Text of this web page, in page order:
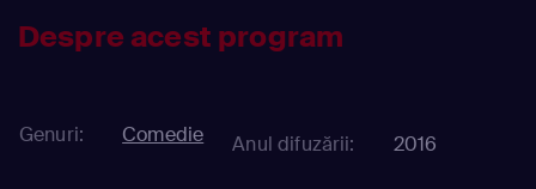
Despre acest program
Genuri: Comedie Anul difuzării: 2016